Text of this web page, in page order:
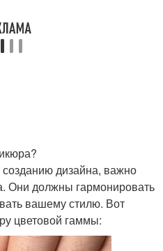
созданию дизайна, важно
Они должны гармонировать
вашему стилю. Вот
цветовой гаммы: